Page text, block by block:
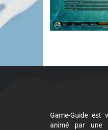
Game-Guide est
animé par une